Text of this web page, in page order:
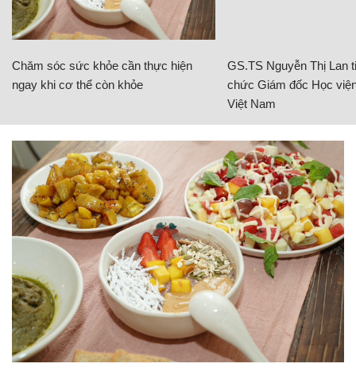
Chăm sóc sức khỏe cần thực hiện
ngay khi cơ thể còn khỏe
GS.TS Nguyễn Thị Lan
chức Giám đốc Học
Việt Nam